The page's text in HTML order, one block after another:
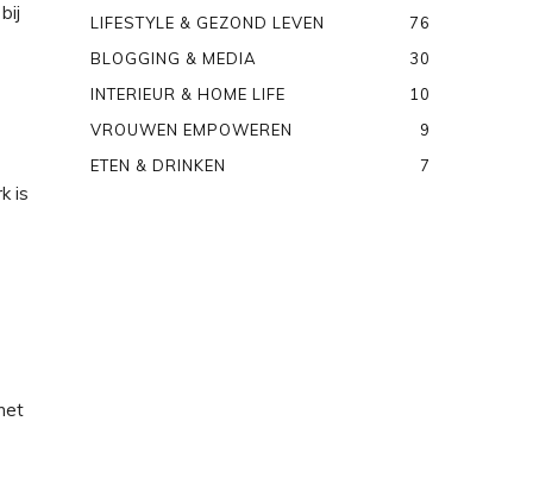
is
LIFESTYLE & GEZOND LEVEN
76
BLOGGING & MEDIA
30
INTERIEUR & HOME LIFE
10
VROUWEN EMPOWEREN
9
ETEN & DRINKEN
7